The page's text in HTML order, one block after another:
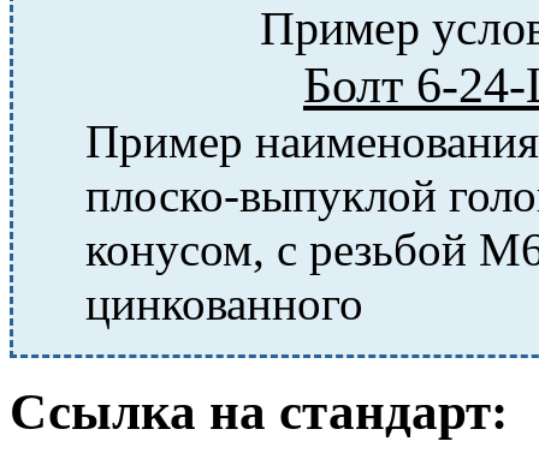
Пример
Болт 6-
Пример
плоско-выпуклой
конусом, с резьбой
цинкованного
Ссылка на стандарт: